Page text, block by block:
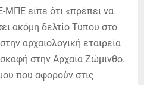
ΜΠΕ είπε ότι «πρέπει να
ακόμη δελτίο Τύπου στο
αρχαιολογική εταιρεία
στην Αρχαία Ζώμινθο.
που αφορούν στις